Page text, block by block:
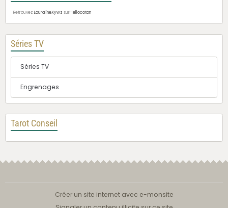
Retrouvez LauralineXywz surHellocoton
Séries TV
Séries TV
Engrenages
Tarot Conseil
Créer un site internet avec e-monsite